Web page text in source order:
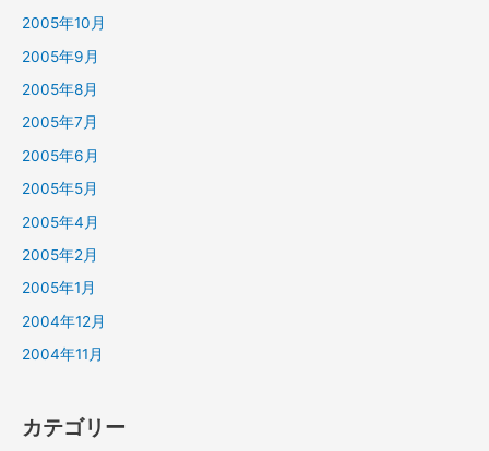
2005年10月
2005年9月
2005年8月
2005年7月
2005年6月
2005年5月
2005年4月
2005年2月
2005年1月
2004年12月
2004年11月
カテゴリー